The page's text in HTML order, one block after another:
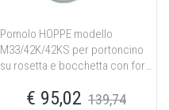
Pomolo HOPPE modello
M33/42K/42KS per portoncino
su rosetta e bocchetta con foro
€ 95,02 139,74